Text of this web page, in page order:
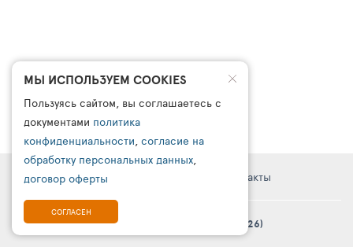
Правовая информация Контакты
© Платформа «ТурСайт Про» в.5.2.0 (2003 - 2026)
МЫ ИСПОЛЬЗУЕМ COOKIES
Пользуясь сайтом, вы соглашаетесь с
документами политика
конфиденциальности, согласие на
обработку персональных данных,
договор оферты
СОГЛАСЕН